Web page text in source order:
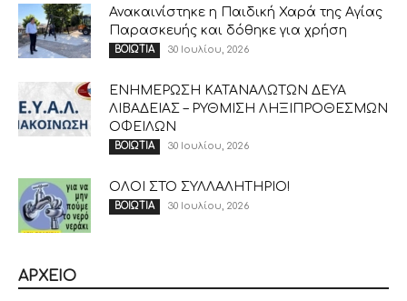
Ανακαινίστηκε η Παιδική Χαρά της Αγίας
Παρασκευής και δόθηκε για χρήση
ΒΟΙΩΤΙΑ 30 Ιουλίου, 2026
ΕΝΗΜΕΡΩΣΗ ΚΑΤΑΝΑΛΩΤΩΝ ΔΕΥΑ
ΛΙΒΑΔΕΙΑΣ – ΡΥΘΜΙΣΗ ΛΗΞΙΠΡΟΘΕΣΜΩΝ
ΟΦΕΙΛΩΝ
ΒΟΙΩΤΙΑ 30 Ιουλίου, 2026
ΟΛΟΙ ΣΤΟ ΣΥΛΛΑΛΗΤΗΡΙΟ!
ΒΟΙΩΤΙΑ 30 Ιουλίου, 2026
ΑΡΧΕΙΟ